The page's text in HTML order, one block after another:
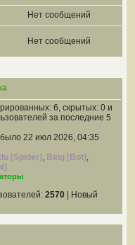
Нет сообщений
Нет сообщений
6, скрытых: 0 и
за последние 5
было 22 июл 2026, 04:35
[Spider] , Bing [Bot] ,
2570 | Новый